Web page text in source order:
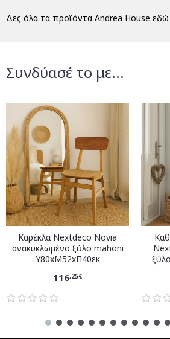
Δες όλα τα προϊόντα Andrea House εδώ
Συνδύασέ το με...
Καρέκλα Nextdeco Novia
ανακυκλωμένο ξύλο mahoni
Υ80xM52xΠ40εκ
116,25€